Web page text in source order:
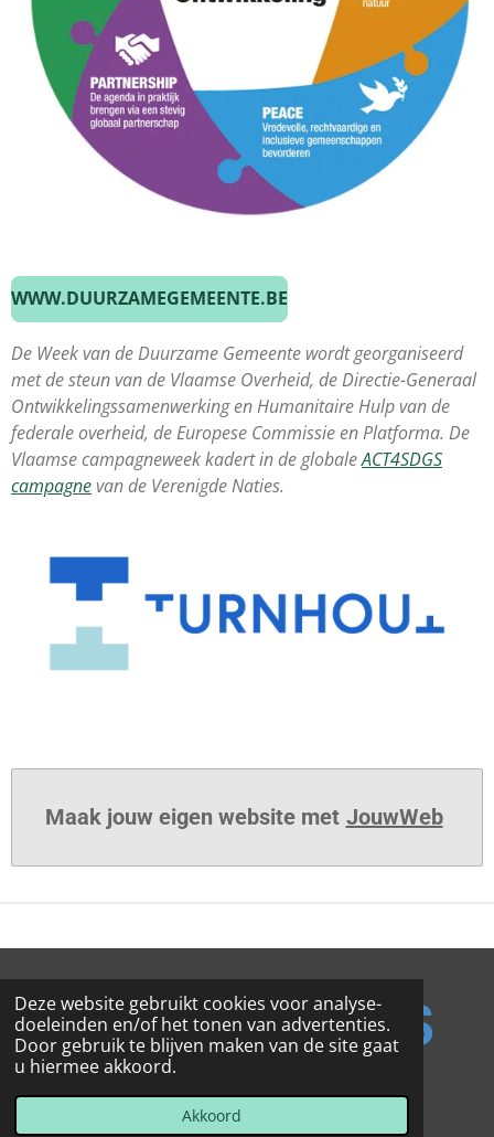
Deze website gebruikt cookies voor analyse-
doeleinden en/of het tonen van advertenties.
Door gebruik te blijven maken van de site gaat
u hiermee akkoord.
Akkoord
WWW.DUURZAMEGEMEENTE.BE
De Week van de Duurzame Gemeente wordt georganiseerd
met de steun van de Vlaamse Overheid, de Directie-Generaal
Ontwikkelingssamenwerking en Humanitaire Hulp van de
federale overheid, de Europese Commissie en Platforma. De
Vlaamse campagneweek kadert in de globaleACT4SDGS
campagnevan de Verenigde Naties.
Maak jouw eigen website met JouwWeb